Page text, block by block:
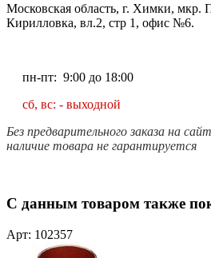
Московская область, г. Химки, мкр.
Кирилловка, вл.2, стр 1, офис №6.
пн-пт: 9:00 до 18:00
сб, вс: - выходной
Без предварительного заказа на
наличие товара не гарантируется
С данным товаром также
Арт: 102357